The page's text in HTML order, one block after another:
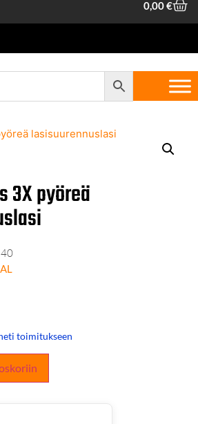
0,00€
/ General Tools 3X pyöreä
3X pyöreä
toimitukseen